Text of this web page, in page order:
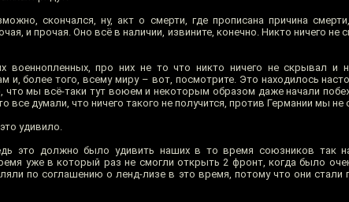
скончался, ну, акт о смерти, где прописана причина
и прочая. Оно всё в наличии, извините, конечно. Никто ничего не
военнопленных, про них не то что никто ничего не скрывал и
и, более того, всему миру – вот, посмотрите. Это находилось
что мы всё-таки тут воюем и некоторым образом даже начали
все думали, что ничего такого не получится, против Германии мы не
удивило.
это должно было удивить наших в то время союзников так
уже в который раз не смогли открыть 2 фронт, когда было
по соглашению о ленд-лизе в это время, потому что они стали